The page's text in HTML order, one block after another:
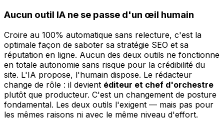
Aucun outil IA ne se passe d'un œil humain
Croire au 100% automatique sans relecture, c'est la
optimale façon de saboter sa stratégie SEO et sa
réputation en ligne. Aucun des deux outils ne fonctionne
en totale autonomie sans risque pour la crédibilité du
site. L'IA propose, l'humain dispose. Le rédacteur
change de rôle : il devient éditeur et chef d'orchestre
plutôt que producteur. C'est un changement de posture
fondamental. Les deux outils l'exigent — mais pas pour
les mêmes raisons ni avec le même niveau d'effort.